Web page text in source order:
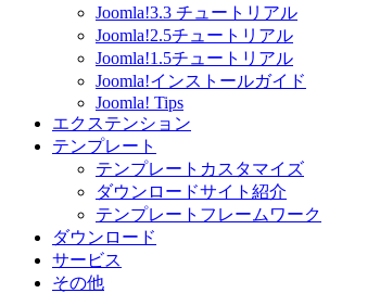
Joomla!3.3 チュートリアル
Joomla!2.5チュートリアル
Joomla!1.5チュートリアル
Joomla!インストールガイド
Joomla! Tips
エクステンション
テンプレート
テンプレートカスタマイズ
ダウンロードサイト紹介
テンプレートフレームワーク
ダウンロード
サービス
その他